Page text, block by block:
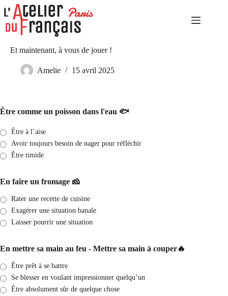
Passer
contenu
résultat
Accueil
Niveaux
Niveaux
Culture
et
tourisme
histoire
Contact
Et maintenant, à vous de jouer !
Amelie 15 avril 2025
Être comme un poisson dans l'eau 🐟
Être à l’aise
Avoir toujours besoin de nager pour réfléchir
Être timide
En faire un fromage 🧀
Rater une recette de cuisine
Exagérer une situation banale
Laisser pourrir une situation
En mettre sa main au feu - Mettre sa main à couper🔥
Être prêt à se battre
Se blesser en voulant impressionner quelqu’un
Être absolument sûr de quelque chose